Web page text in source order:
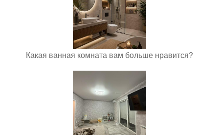
Какая ванная комната вам больше нравится?